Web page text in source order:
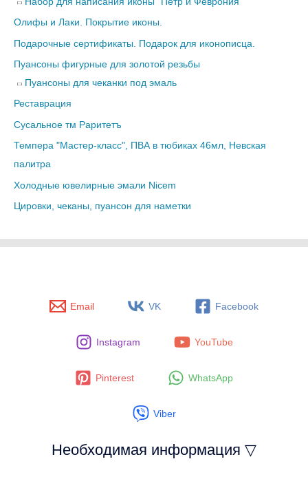
Олифы и Лаки. Покрытие иконы.
Подарочные сертификаты. Подарок для иконописца.
Пуансоны фигурные для золотой резьбы
Пуансоны для чеканки под эмаль
Реставрация
Сусальное тм Раритетъ
Темпера "Мастер-класс", ПВА в тюбиках 46мл, Невская
палитра
Холодные ювелирные эмали Nicem
Цировки, чеканы, пуансон для наметки
Email VK Facebook
Instagram YouTube
Pinterest WhatsApp
Viber
Необходимая информация ▽